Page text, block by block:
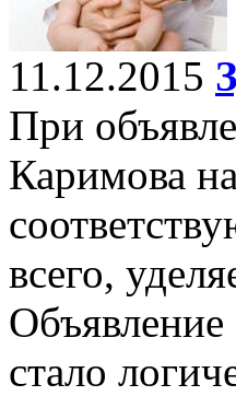
11.12.2015
При
Каримова
всего,
Объявление
стало